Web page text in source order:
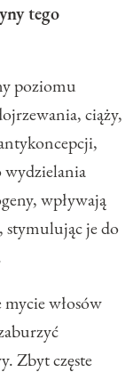
tego
poziomu
ciąży,
wydzielania
wpływają
stymulując je do
mycie włosów
Zbyt częste